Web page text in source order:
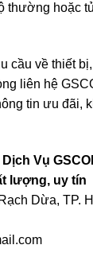
thường hoặc
cầu về thiết
liên hệ
tin ưu đãi,
Vụ
lượng, uy tín
Dừa, TP.